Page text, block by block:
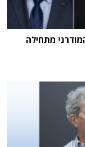
מתחילה